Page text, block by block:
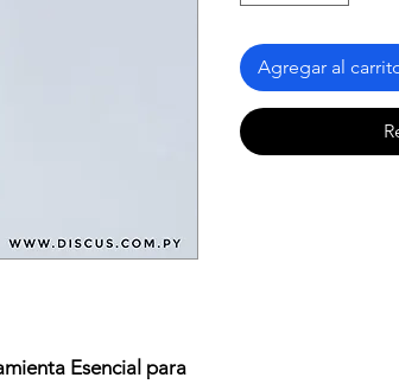
Esencial para
Agregar al